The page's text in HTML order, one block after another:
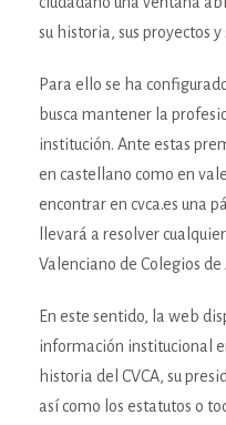
su historia, sus proyectos y
Para ello se ha
busca mantener la
institución. Ante estas
en castellano como en
encontrar en cvca.es una
llevará a resolver
Valenciano de Colegios de
En este sentido, la web
información institucional
historia del CVCA, su
así como los estatutos o